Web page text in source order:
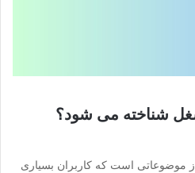
شناخته می شود؟
موضوعاتی است که کاربران بسیاری